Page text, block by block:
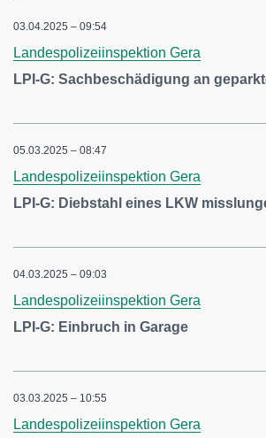
03.04.2025 – 09:54
Landespolizeiinspektion Gera
LPI-G: Sachbeschädigung an
05.03.2025 – 08:47
Landespolizeiinspektion Gera
LPI-G: Diebstahl eines LKW
04.03.2025 – 09:03
Landespolizeiinspektion Gera
LPI-G: Einbruch in Garage
03.03.2025 – 10:55
Landespolizeiinspektion Gera